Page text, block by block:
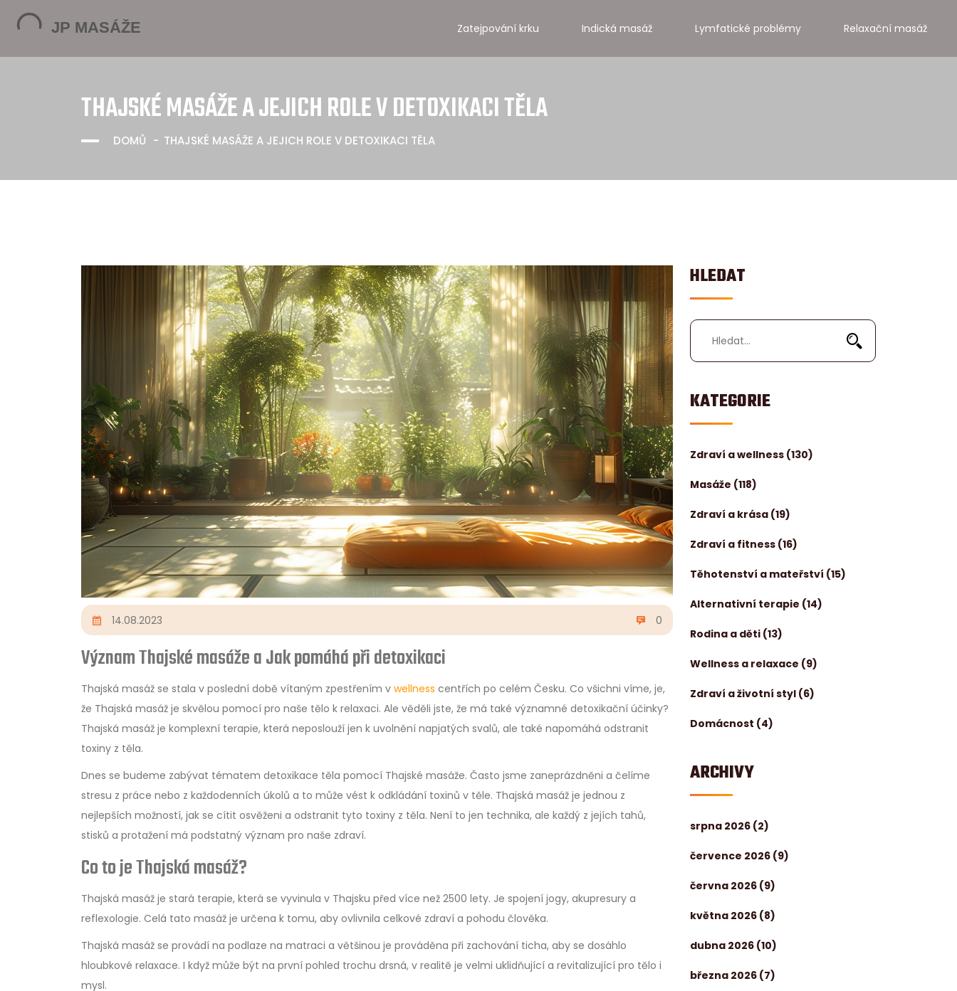
Zatejpování krku Indická masáž Lymfatické problémy Relaxační masáž
THAJSKÉ MASÁŽE A JEJICH ROLE V DETOXIKACI TĚLA
DOMŮ THAJSKÉ MASÁŽE A JEJICH ROLE V DETOXIKACI TĚLA
HLEDAT
KATEGORIE
Zdraví a wellness (130)
Masáže (118)
Zdraví a krása (19)
Zdraví a fitness (16)
Těhotenství a mateřství (15)
Alternativní terapie (14)
Rodina a děti (13)
Wellness a relaxace (9)
Zdraví a životní styl (6)
Domácnost (4)
ARCHIVY
srpna 2026 (2)
července 2026 (9)
června 2026 (9)
května 2026 (8)
dubna 2026 (10)
března 2026 (7)
14.08.2023 0
Význam Thajské masáže a Jak pomáhá při detoxikaci
Thajská masáž se stala v poslední době vítaným zpestřením v wellness centřích po celém Česku. Co všichni víme, je,
že Thajská masáž je skvělou pomocí pro naše tělo k relaxaci. Ale věděli jste, že má také významné detoxikační účinky?
Thajská masáž je komplexní terapie, která neposlouží jen k uvolnění napjatých svalů, ale také napomáhá odstranit
toxiny z těla.
Dnes se budeme zabývat tématem detoxikace těla pomocí Thajské masáže. Často jsme zaneprázdněni a čelíme
stresu z práce nebo z každodenních úkolů a to může vést k odkládání toxinů v těle. Thajská masáž je jednou z
nejlepších možností, jak se cítit osvěženi a odstranit tyto toxiny z těla. Není to jen technika, ale každý z jejích tahů,
stisků a protažení má podstatný význam pro naše zdraví.
Co to je Thajská masáž?
Thajská masáž je stará terapie, která se vyvinula v Thajsku před více než 2500 lety. Je spojení jogy, akupresury a
reflexologie. Celá tato masáž je určena k tomu, aby ovlivnila celkové zdraví a pohodu člověka.
Thajská masáž se provádí na podlaze na matraci a většinou je prováděna při zachování ticha, aby se dosáhlo
hloubkové relaxace. I když může být na první pohled trochu drsná, v realitě je velmi uklidňující a revitalizující pro tělo i
mysl.